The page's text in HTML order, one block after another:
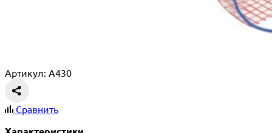
Артикул: A430
Сравнить